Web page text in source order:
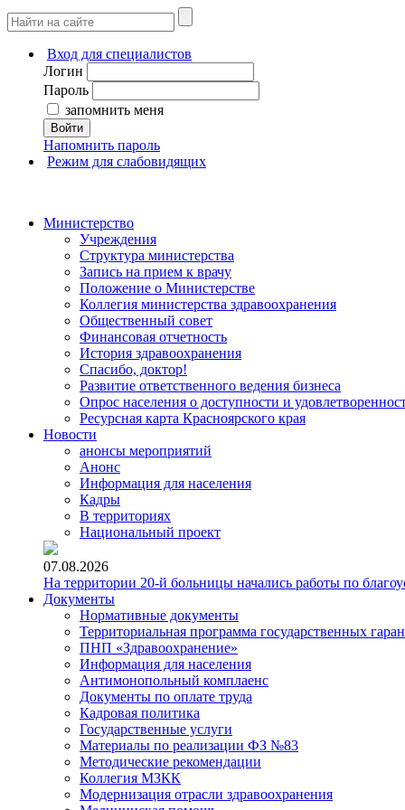
Вход для специалистов
Логин
Пароль
запомнить меня
Войти
Напомнить пароль
Режим для слабовидящих
Министерство
Учреждения
Структура министерства
Запись на прием к врачу
Положение о Министерстве
Коллегия министерства здравоохранения
Общественный совет
Финансовая отчетность
История здравоохранения
Спасибо, доктор!
Развитие ответственного ведения бизнеса
Опрос населения о доступности и
Ресурсная карта Красноярского края
Новости
анонсы мероприятий
Анонс
Информация для населения
Кадры
В территориях
Национальный проект
07.08.2026
На территории 20-й больницы начались работы по
Документы
Нормативные документы
Территориальная программа государственных
ПНП «Здравоохранение»
Информация для населения
Антимонопольный комплаенс
Документы по оплате труда
Кадровая политика
Государственные услуги
Материалы по реализации ФЗ №83
Методические рекомендации
Коллегия МЗКК
Модернизация отрасли здравоохранения